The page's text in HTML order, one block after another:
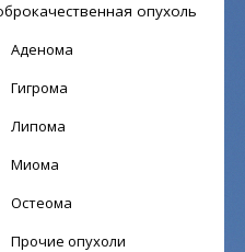
опухоль
Аденома
Гигрома
Липома
Миома
Остеома
Прочие опухоли